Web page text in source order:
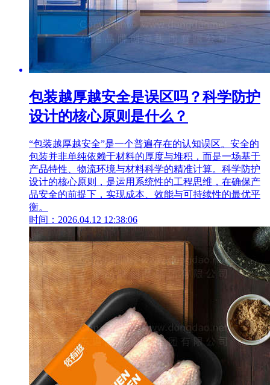
包装越厚越安全是误区吗？科学防护
设计的核心原则是什么？
“包装越厚越安全”是一个普遍存在的认知误区。安全的
包装并非单纯依赖于材料的厚度与堆积，而是一场基于
产品特性、物流环境与材料科学的精准计算。科学防护
设计的核心原则，是运用系统性的工程思维，在确保产
品安全的前提下，实现成本、效能与可持续性的最优平
衡。
时间：2026.04.12 12:38:06